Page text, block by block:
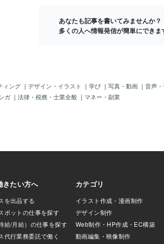
決に取り
検索への
、この「問
とを確認
グルでの
あなたも記事を書いてみませんか？
多くの人へ情報発信が簡単にできま
ィング ｜ デザイン・イラスト ｜ 学び ｜ 写真・動画 ｜ 音声
ガ ｜ 法律・税務・士業全般 ｜ マネー・副業